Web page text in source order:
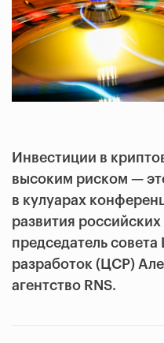
Инвестиции в
высоким риском —
в кулуарах
развития
председатель совета
разработок (ЦСР)
агентство RNS.